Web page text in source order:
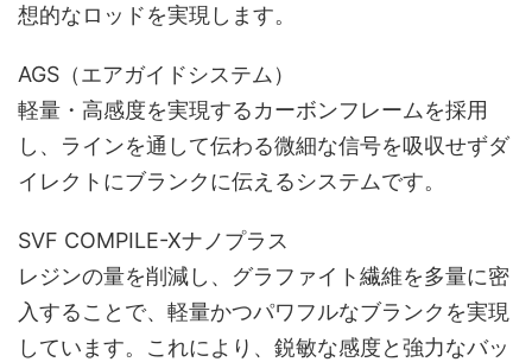
想的なロッドを実現します。
AGS（エアガイドシステム）
軽量・高感度を実現するカーボンフレームを採用
し、ラインを通して伝わる微細な信号を吸収せずダ
イレクトにブランクに伝えるシステムです。
SVF COMPILE-Xナノプラス
レジンの量を削減し、グラファイト繊維を多量に密
入することで、軽量かつパワフルなブランクを実現
しています。これにより、鋭敏な感度と強力なバッ